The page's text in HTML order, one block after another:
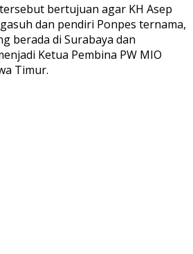
bertujuan agar KH Asep
dan pendiri Ponpes ternama,
berada di Surabaya dan
Ketua Pembina PW MIO
Timur.